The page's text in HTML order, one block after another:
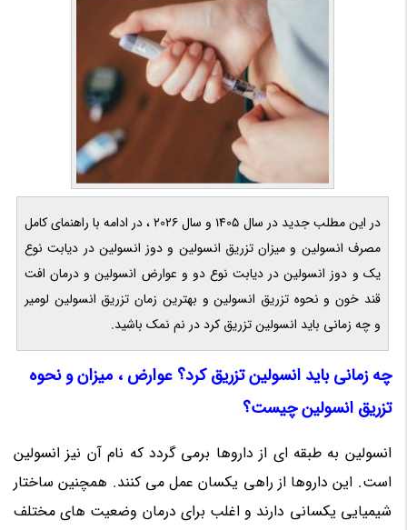
در این مطلب جدید در سال 1405 و سال 2026 ، در ادامه با راهنمای کامل
مصرف انسولین و میزان تزریق انسولین و دوز انسولین در دیابت نوع
یک و دوز انسولین در دیابت نوع دو و عوارض انسولین و درمان افت
قند خون و نحوه تزریق انسولین و بهترین زمان تزریق انسولین لومیر
و چه زمانی باید انسولین تزریق کرد در نم نمک باشید.
چه زمانی باید انسولین تزریق کرد؟ عوارض ، میزان و نحوه
تزریق انسولین چیست؟
انسولین به طبقه ای از داروها برمی گردد که نام آن نیز انسولین
است. این داروها از راهی یکسان عمل می کنند. همچنین ساختار
شیمیایی یکسانی دارند و اغلب برای درمان وضعیت های مختلف